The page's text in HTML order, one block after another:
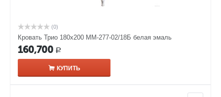
(0)
Кровать Трио 180х200 ММ-277-02/18Б белая эмаль
160,700 Р
КУПИТЬ